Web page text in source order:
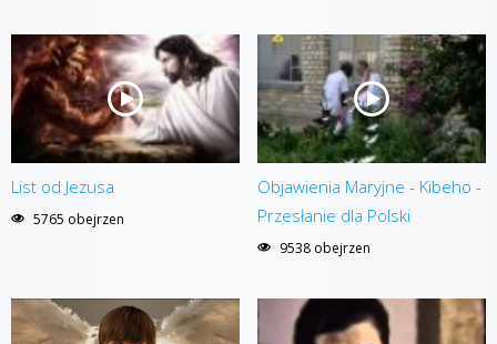
List od Jezusa
5765 obejrzen
Objawienia Maryjne - Kibeho -
Przesłanie dla Polski
9538 obejrzen